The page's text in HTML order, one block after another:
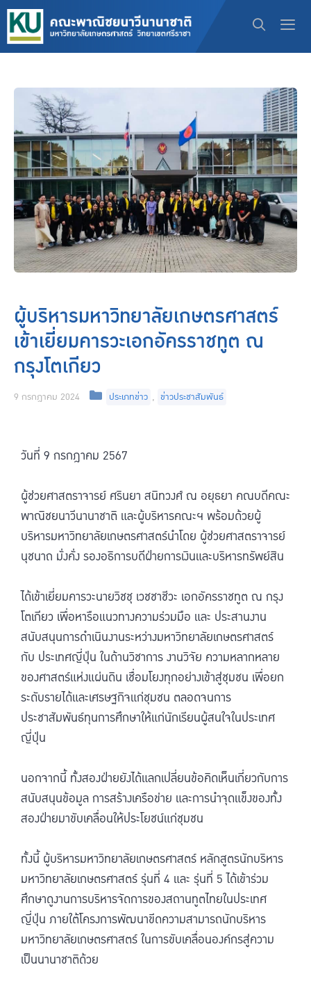
ผู้บริหารมหาวิทยาลัยเกษตรศาสตร์
เข้าเยี่ยมคารวะเอกอัครราชทูต ณ
กรุงโตเกียว
9 กรกฎาคม 2024 ประเภทข่าว , ข่าวประชาสัมพันธ์
วันที่ 9 กรกฎาคม 2567
ผู้ช่วยศาสตราจารย์ ศรินยา สนิทวงศ์ ณ อยุธยา คณบดีคณะ
พาณิชยนาวีนานาชาติ และผู้บริหารคณะฯ พร้อมด้วยผู้
บริหารมหาวิทยาลัยเกษตรศาสตร์นำโดย ผู้ช่วยศาสตราจารย์
นุชนาถ มั่งคั่ง รองอธิการบดีฝ่ายการเงินและบริหารทรัพย์สิน
ได้เข้าเยี่ยมคารวะนายวิชชุ เวชชาชีวะ เอกอัครราชทูต ณ กรุง
โตเกียว เพื่อหารือแนวทางความร่วมมือ และ ประสานงาน
สนับสนุนการดำเนินงานระหว่างมหาวิทยาลัยเกษตรศาสตร์
กับ ประเทศญี่ปุ่น ในด้านวิชาการ งานวิจัย ความหลากหลาย
ของศาสตร์แห่งแผ่นดิน เชื่อมโยงทุกอย่างเข้าสู่ชุมชน เพื่อยก
ระดับรายได้และเศรษฐกิจแก่ชุมชน ตลอดจนการ
ประชาสัมพันธ์ทุนการศึกษาให้แก่นักเรียนผู้สนใจในประเทศ
ญี่ปุ่น
นอกจากนี้ ทั้งสองฝ่ายยังได้แลกเปลี่ยนข้อคิดเห็นเกี่ยวกับการ
สนับสนุนข้อมูล การสร้างเครือข่าย และการนำจุดแข็งของทั้ง
สองฝ่ายมาขับเคลื่อนให้ประโยชน์แก่ชุมชน
ทั้งนี้ ผู้บริหารมหาวิทยาลัยเกษตรศาสตร์ หลักสูตรนักบริหาร
มหาวิทยาลัยเกษตรศาสตร์ รุ่นที่ 4 และ รุ่นที่ 5 ได้เข้าร่วม
ศึกษาดูงานการบริหารจัดการของสถานทูตไทยในประเทศ
ญี่ปุ่น ภายใต้โครงการพัฒนาขีดความสามารถนักบริหาร
มหาวิทยาลัยเกษตรศาสตร์ ในการขับเคลื่อนองค์กรสู่ความ
เป็นนานาชาติด้วย